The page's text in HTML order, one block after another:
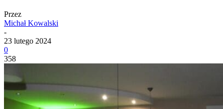
Przez
Michał Kowalski
-
23 lutego 2024
0
358